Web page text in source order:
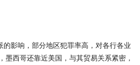
影响，部分地区犯罪率高，对各行各业
墨西哥还靠近美国，与其贸易关系紧密，